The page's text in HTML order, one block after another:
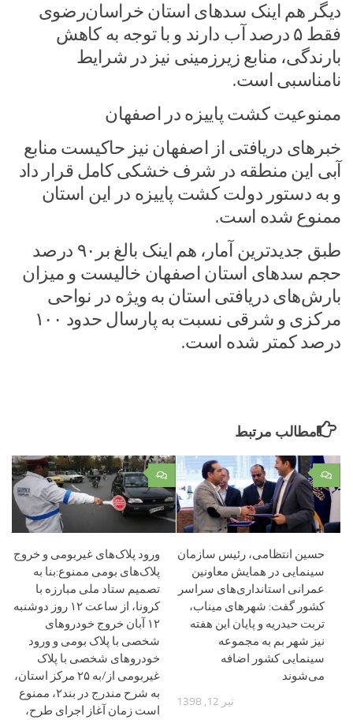
دیگر هم اینک سدهای استان خراسان‌رضوی
فقط ۵ درصد آب دارند و با توجه به کاهش
بارندگی، منابع زیرزمینی نیز در شرایط
نامناسبی است.
ممنوعیت کشت پاییزه در اصفهان
خبرهای دریافتی از اصفهان نیز حاکیست منابع
آبی این منطقه در شرف خشکی کامل قرار داد
و به دستور دولت کشت پاییزه در این استان
ممنوع شده است.
طبق جدیدترین آمار، هم اینک بالغ بر۹۰ درصد
حجم سدهای استان اصفهان خالیست و میزان
بارش‌های دریافتی استان به ویژه در نواحی
مرکزی و شرقی نسبت به پارسال حدود ۱۰۰
درصد کمتر شده است.
مطالب مرتبط
۰
ورود پلاک‌های غیربومی و خروج
پلاک‌های بومی ممنوع:بنا به
تصمیم ستاد ملی مبارزه با
کرونا، از ساعت ۱۲ روز دوشنبه
۱۲ آبان خروج خودروهای
شخصی با پلاک بومی و ورود
خودروهای شخصی با پلاک
غیربومی از/به ۲۵ مرکز استان،
به شرح مندرج در بند۲، ممنوع
است زمان آغاز اجرای طرح،
۰
حسین انتظامی، رئیس سازمان
سینمایی در همایش معاونین
عمرانی استانداری‌های سراسر
کشور گفت: شهرهای میناب،
تربت حیدریه و پایان این هفته
نیز شهر بم به مجموعه
سینمایی کشور اضافه
می‌شوند
تیر 12, 1398